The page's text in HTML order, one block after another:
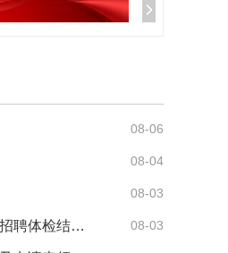
08-06
08-04
08-03
08-03
关于怀远县2026年农村订单定向免费培养医学生专项招聘体检结果的公告（二）